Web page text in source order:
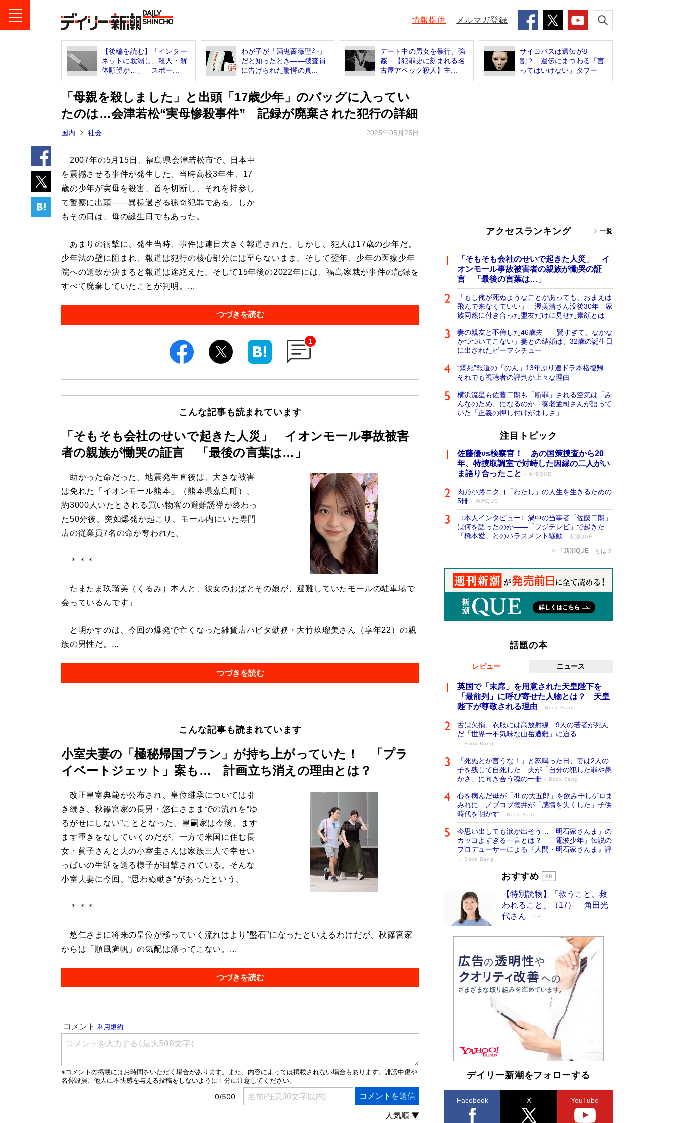
情報提供 メルマガ登録
【後編を読む】「インター
ネットに耽溺し、殺人・解
体願望が…」 スポー...
わが子が「酒鬼薔薇聖斗」
だと知ったとき――捜査員
に告げられた驚愕の真...
デート中の男女を暴行、強
姦…【犯罪史に刻まれる名
古屋アベック殺人】主...
サイコパスは遺伝が8
割？ 遺伝にまつわる「言
ってはいけない」タブー
「母親を殺しました」と出頭「17歳少年」のバッグに入ってい
たのは…会津若松“実母惨殺事件” 記録が廃棄された犯行の詳細
国内 社会 2025年05月25日
2007年の5月15日、福島県会津若松市で、日本中
を震撼させる事件が発生した。当時高校3年生、17
歳の少年が実母を殺害、首を切断し、それを持参し
て警察に出頭――異様過ぎる猟奇犯罪である。しか
もその日は、母の誕生日でもあった。
あまりの衝撃に、発生当時、事件は連日大きく報道された。しかし、犯人は17歳の少年だ。
少年法の壁に阻まれ、報道は犯行の核心部分には至らないまま。そして翌年、少年の医療少年
院への送致が決まると報道は途絶えた。そして15年後の2022年には、福島家裁が事件の記録を
すべて廃棄していたことが判明。...
つづきを読む
1
こんな記事も読まれています
「そもそも会社のせいで起きた人災」 イオンモール事故被害
者の親族が慟哭の証言 「最後の言葉は…」
助かった命だった。地震発生直後は、大きな被害
は免れた「イオンモール熊本」（熊本県嘉島町）。
約3000人いたとされる買い物客の避難誘導が終わっ
た50分後、突如爆発が起こり、モール内にいた専門
店の従業員7名の命が奪われた。
＊＊＊
「たまたま玖瑠美（くるみ）本人と、彼女のおばとその娘が、避難していたモールの駐車場で
会っているんです」
と明かすのは、今回の爆発で亡くなった雑貨店ハビタ勤務・大竹玖瑠美さん（享年22）の親
族の男性だ。...
つづきを読む
こんな記事も読まれています
小室夫妻の「極秘帰国プラン」が持ち上がっていた！ 「プラ
イベートジェット」案も… 計画立ち消えの理由とは？
改正皇室典範が公布され、皇位継承については引
き続き、秋篠宮家の長男・悠仁さままでの流れを“ゆ
るがせにしない”こととなった。皇嗣家は今後、ます
ます重きをなしていくのだが、一方で米国に住む長
女・眞子さんと夫の小室圭さんは家族三人で幸せい
っぱいの生活を送る様子が目撃されている。そんな
小室夫妻に今回、“思わぬ動き”があったという。
＊＊＊
悠仁さまに将来の皇位が移っていく流れはより“盤石”になったといえるわけだが、秋篠宮家
からは「順風満帆」の気配は漂ってこない。...
つづきを読む
アクセスランキング 一覧
「そもそも会社のせいで起きた人災」 イ
オンモール事故被害者の親族が慟哭の証
言 「最後の言葉は…」
「もし俺が死ぬようなことがあっても、おまえは
飛んで来なくていい」 渥美清さん没後30年 家
族同然に付き合った盟友だけに見せた素顔とは
妻の親友と不倫した46歳夫 「賢すぎて、なかな
かつついてこない」妻との結婚は、32歳の誕生日
に出されたビーフシチュー
“爆死”報道の「のん」13年ぶり連ドラ本格復帰
それでも視聴者の評判が上々な理由
横浜流星も佐藤二朗も「断罪」される空気は「み
んなのため」になるのか 養老孟司さんが語って
いた「正義の押し付けがましさ」
注目トピック
佐藤優vs検察官！ あの国策捜査から20
年、特捜取調室で対峙した因縁の二人がい
ま語り合ったこと
新潮QUE
肉乃小路ニクヨ「わたし」の人生を生きるための
5冊
新潮QUE
〈本人インタビュー〉渦中の当事者「佐藤二朗」
は何を語ったのか――「フジテレビ」で起きた
「橋本愛」とのハラスメント騒動
新潮QUE
「新潮QUE」とは？
話題の本
レビュー ニュース
英国で「末席」を用意された天皇陛下を
「最前列」に呼び寄せた人物とは？ 天皇
陛下が尊敬される理由
Book Bang
舌は欠損、衣服には高放射線…9人の若者が死ん
だ「世界一不気味な山岳遭難」に迫る
Book Bang
「死ぬとか言うな！」と怒鳴った日、妻は2人の
子を残して自死した…夫が「自分の犯した罪や愚
かさ」に向き合う魂の一冊
Book Bang
心を病んだ母が「4Lの大五郎」を飲み干しゲロま
みれに…ノブコブ徳井が「感情を失くした」子供
時代を明かす
Book Bang
今思い出しても涙が出そう…「明石家さんま」の
カッコよすぎる一言とは？ 「電波少年」伝説の
プロデューサーによる『人間・明石家さんま』評
Book Bang
「宇宙兄弟」最終46巻がベストセラー1
物語に幕 特装版には「宇宙で描かれたマ
ンガ」も収録
Book Bang
美輪明宏 晩年の回答を集めた『ほほえんで生き
「『火垂るの墓』は、大嘘である」原作者が抱き
続けた“自責の念”とは…「自己憐憫は描きたくな
い」監督が徹底的にこだわったこと（後編） #
戦争の記憶
Book Bang
入社10年目にして最下位の営業がトップに大逆
転 上司の“意外な一言”から生まれた「雑談のテ
Book Bang
皇室はなぜ世界から尊敬されているのか？ 「天
皇陛下はお元気でおられるか」がサウジ国王の第
一声になる理由
おすすめ
【特別読物】「救うこと、救
われること」（17） 角田光
代さん
PR
デイリー新潮をフォローする
Facebook X YouTube